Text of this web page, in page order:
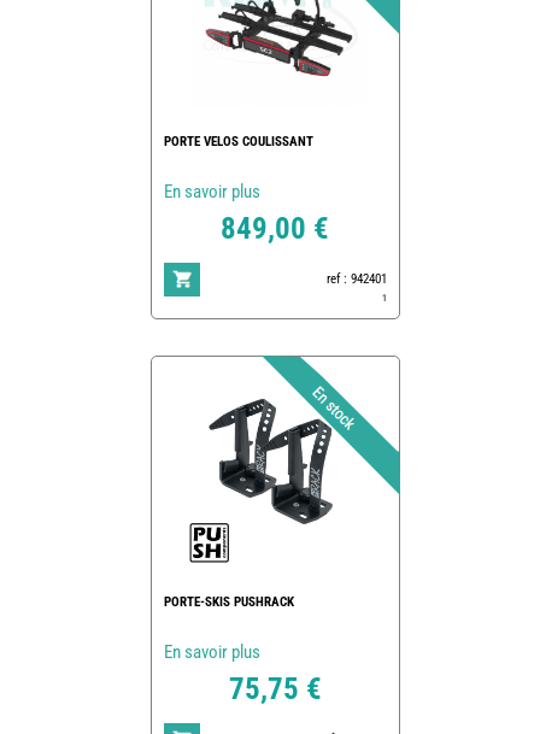
PORTE VELOS COULISSANT
En savoir plus
849,00 €
ref : 942401
1
PORTE-SKIS PUSHRACK
En savoir plus
75,75 €